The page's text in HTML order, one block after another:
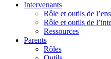
Intervenants
Rôle et outils de
Rôle et outils de
Ressources
Parents
Rôles